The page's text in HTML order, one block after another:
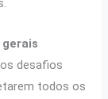
desafios
todos os